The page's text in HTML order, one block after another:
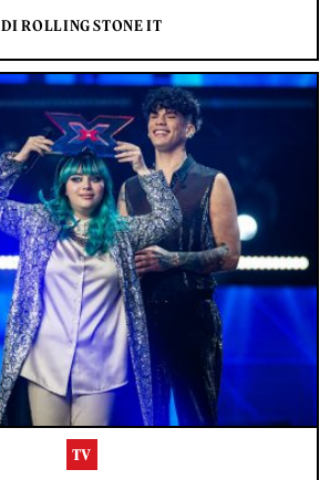
DI ROLLING STONE IT
TV